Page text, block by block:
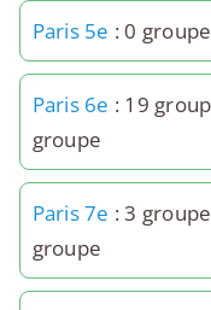
Paris 5e : 0
Paris 6e : 19
groupe
Paris 7e : 3
groupe